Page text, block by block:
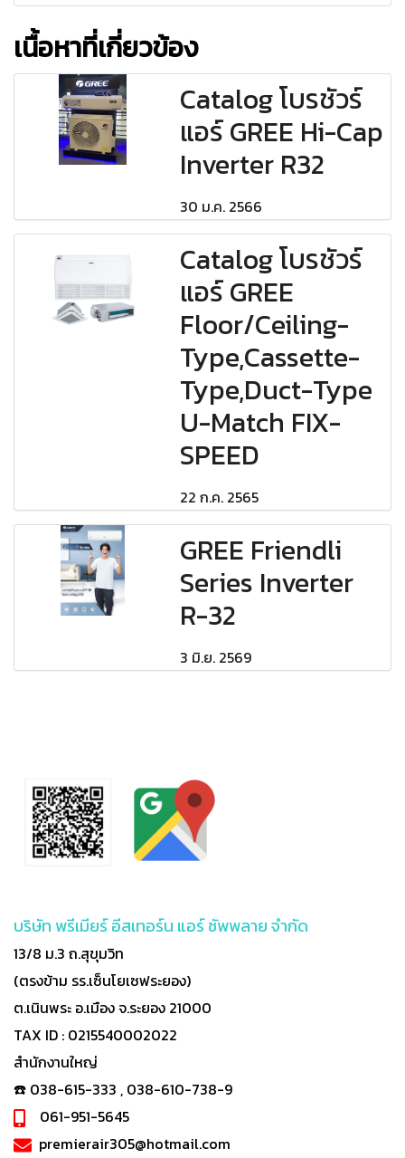
เนื้อหาที่เกี่ยวข้อง
Catalog โบรชัวร์
แอร์ GREE Hi-Cap
Inverter R32
30 ม.ค. 2566
Catalog โบรชัวร์
แอร์ GREE
Floor/Ceiling-
Type,Cassette-
Type,Duct-Type
U-Match FIX-
SPEED
22 ก.ค. 2565
GREE Friendli
Series Inverter
R-32
3 มิ.ย. 2569
บริษัท พรีเมียร์ อีสเทอร์น แอร์ ซัพพลาย จำกัด
13/8 ม.3 ถ.สุขุมวิท
(ตรงข้าม รร.เซ็นโยเซฟระยอง)
ต.เนินพระ อ.เมือง จ.ระยอง 21000
TAX ID : 0215540002022
สำนักงานใหญ่
☎️ 038-615-333 , 038-610-738-9
061-951-5645
premierair305@hotmail.com